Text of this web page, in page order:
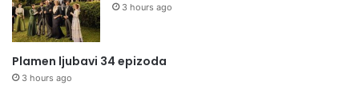
3 hours ago
Plamen ljubavi 34 epizoda
3 hours ago